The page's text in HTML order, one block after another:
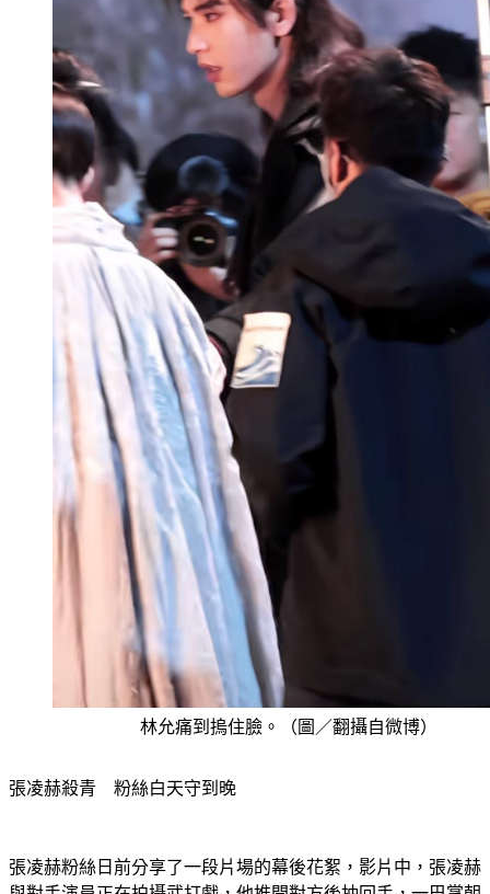
林允痛到摀住臉。（圖／翻攝自微博）
張凌赫殺青　粉絲白天守到晚
張凌赫粉絲日前分享了一段片場的幕後花絮，影片中，張凌赫